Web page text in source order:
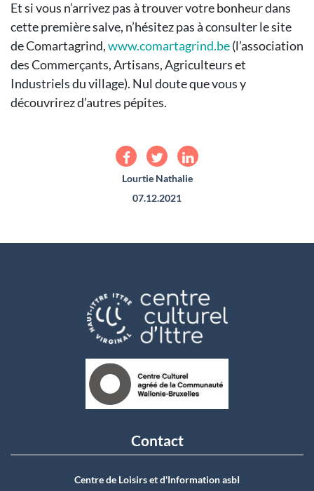
Et si vous n’arrivez pas à trouver votre bonheur dans
cette première salve, n’hésitez pas à consulter le site
de Comartagrind,www.comartagrind.be(l’association
des Commerçants, Artisans, Agriculteurs et
Industriels du village). Nul doute que vous y
découvrirez d’autres pépites.
Lourtie Nathalie
07.12.2021
Contact
Centre de Loisirs et d'Information asbI